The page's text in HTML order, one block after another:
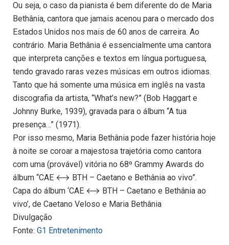
Ou seja, o caso da pianista é bem diferente do de Maria
Bethânia, cantora que jamais acenou para o mercado dos
Estados Unidos nos mais de 60 anos de carreira. Ao
contrário. Maria Bethânia é essencialmente uma cantora
que interpreta canções e textos em língua portuguesa,
tendo gravado raras vezes músicas em outros idiomas.
Tanto que há somente uma música em inglês na vasta
discografia da artista, “What’s new?” (Bob Haggart e
Johnny Burke, 1939), gravada para o álbum “A tua
presença…” (1971).
Por isso mesmo, Maria Bethânia pode fazer história hoje
à noite se coroar a majestosa trajetória como cantora
com uma (provável) vitória no 68º Grammy Awards do
álbum “CAE ⟷ BTH – Caetano e Bethânia ao vivo”.
Capa do álbum ‘CAE ⟷ BTH – Caetano e Bethânia ao
vivo’, de Caetano Veloso e Maria Bethânia
Divulgação
Fonte: G1 Entretenimento